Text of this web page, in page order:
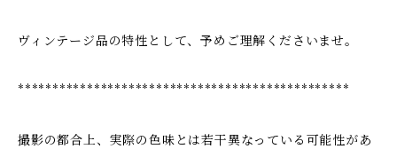
ヴィンテージ品の特性として、予めご理解くださいませ。
************************************************
撮影の都合上、実際の色味とは若干異なっている可能性があ